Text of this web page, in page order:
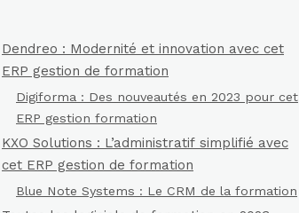
Dendreo : Modernité et innovation avec cet
ERP gestion de formation
Digiforma : Des nouveautés en 2023 pour cet
ERP gestion formation
KXO Solutions : L’administratif simplifié avec
cet ERP gestion de formation
Blue Note Systems : Le CRM de la formation